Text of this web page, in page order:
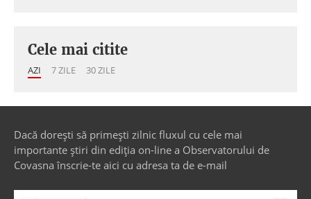
Cele mai citite
AZI 7 ZILE 30 ZILE
Dacă dorești să primești zilnic fluxul cu cele mai
importante știri din ediția on-line a Observatorului de
Covasna înscrie-te aici cu adresa ta de e-mail